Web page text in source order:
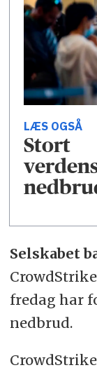
LÆS OGSÅ
Stort
Selskabet
fredag har
nedbrud.